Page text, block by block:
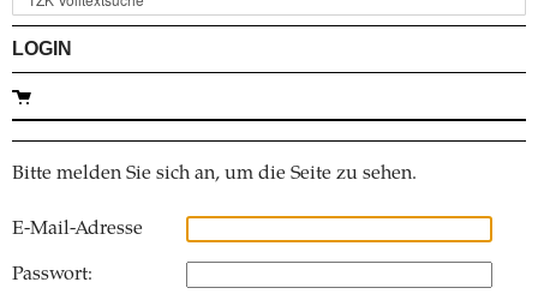
LOGIN
Bitte melden Sie sich an, um die Seite zu sehen.
E-Mail-Adresse
Passwort: